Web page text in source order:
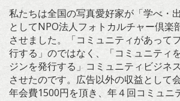
私たちは全国の写真愛好家が「学べ・
としてNPO法人フォトカルチャー倶楽
させました。「コミュニティがあって
行する」のではなく、「コミュニティ
ジンを発行する」コミュニティビジネ
させたのです。広告以外の収益として
年会費1500円を頂き、年４回コミュニ